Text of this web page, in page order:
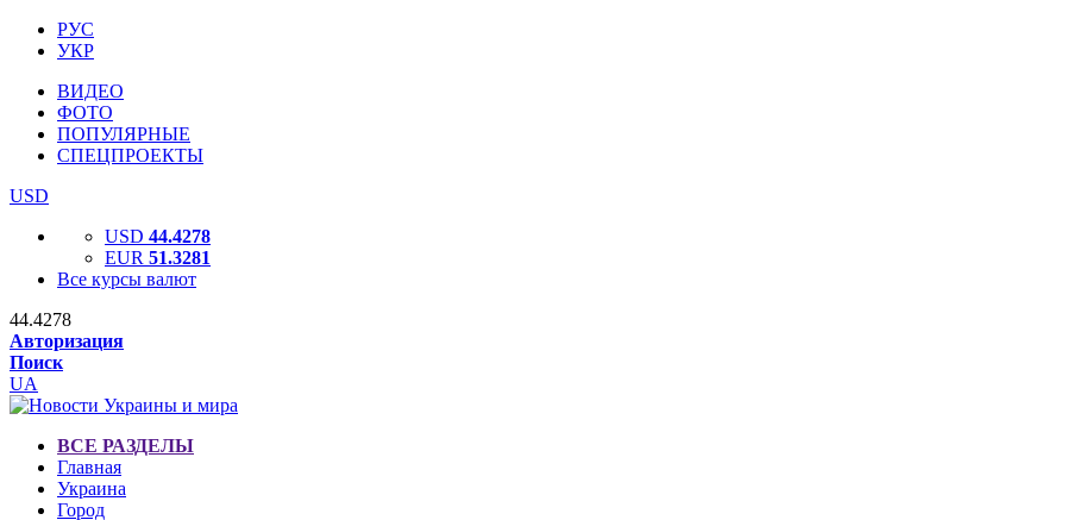
РУС
УКР
ВИДЕО
ФОТО
ПОПУЛЯРНЫЕ
СПЕЦПРОЕКТЫ
USD
USD 44.4278
EUR 51.3281
Все курсы валют
44.4278
Авторизация
Поиск
UA
ВСЕ РАЗДЕЛЫ
Главная
Украина
Город